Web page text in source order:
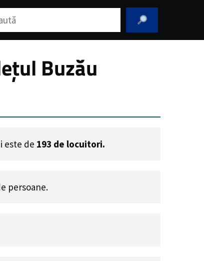
Buzău
este de 193 de locuitori.
persoane.